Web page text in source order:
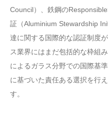
Council）、鉄鋼の
証（Aluminium Stewardship
達に関する国際的な認証制度
ス業界にはまだ包括的な枠組
によるガラス分野での国際基
に基づいた責任ある選択を行
す。